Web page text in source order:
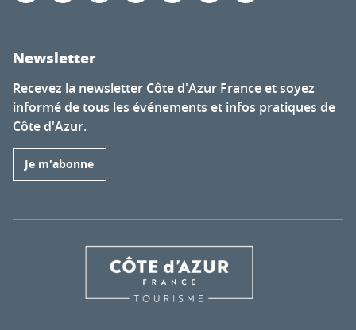
Newsletter
Recevez la newsletter Côte d'Azur France et soyez
informé de tous les événements et infos pratiques de
Côte d'Azur.
Je m'abonne